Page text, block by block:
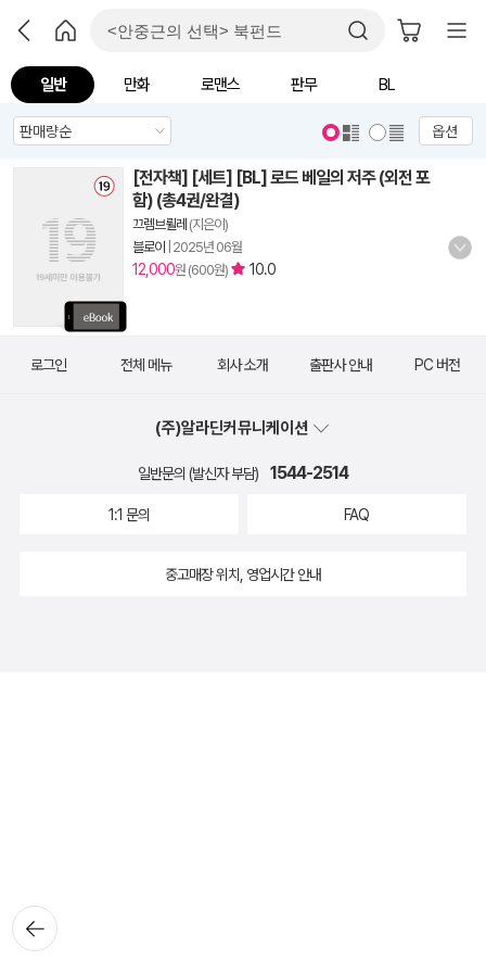
일반 만화 로맨스 판무 BL
옵션
[전자책] [세트] [BL] 로드 베일의 저주 (외전 포
함) (총4권/완결)
끄렘브륄레 (지은이)
블로이
2025년 06월
12,000원 (600원) 10.0
뒤로가
기
로그인 전체 메뉴 회사 소개 출판사 안내 PC 버전
(주)알라딘커뮤니케이션
일반문의 (발신자 부담) 1544-2514
1:1 문의 FAQ
중고매장 위치, 영업시간 안내